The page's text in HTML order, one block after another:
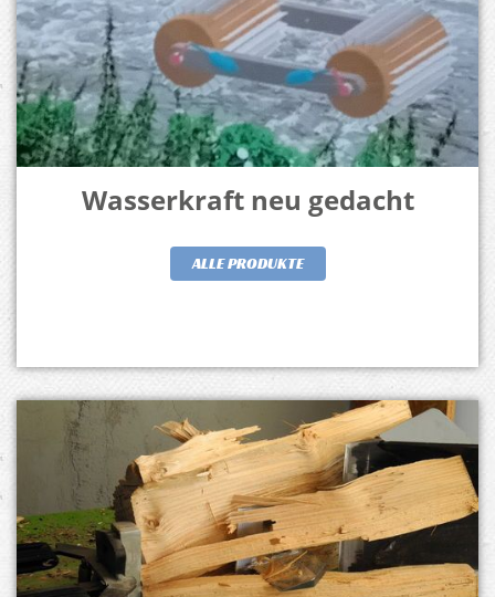
Wasserkraft neu gedacht
ALLE PRODUKTE